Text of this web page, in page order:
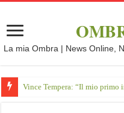
La mia Ombra | News Online,
Vince Tempera: “Il mio primo